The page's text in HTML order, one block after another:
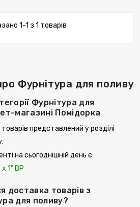
1-1 з 1 товарів
Фурнітура для поливу
Фурнітура для
магазині Помідорка
представлений у розділі
на сьогоднішній день є:
х 1" ВР
доставка товарів з
для поливу?